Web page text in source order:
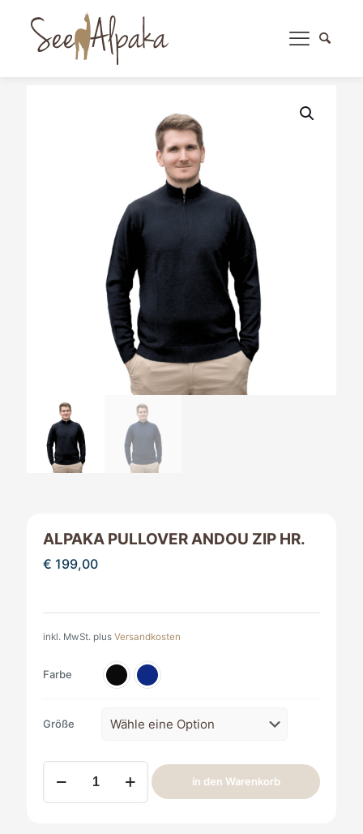
ALPAKA PULLOVER ANDOU ZIP HR.
€ 199,00
inkl. MwSt. plus Versandkosten
Farbe
Größe
Alpaka
Pullover
Andou
in den Warenkorb